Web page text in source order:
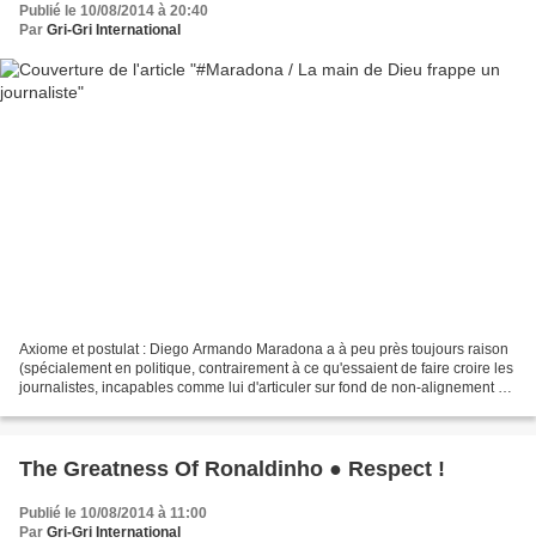
Publié le 10/08/2014 à 20:40
Par Gri-Gri International
Axiome et postulat : Diego Armando Maradona a à peu près toujours raison
(spécialement en politique, contrairement à ce qu'essaient de faire croire les
journalistes, incapables comme lui d'articuler sur fond de non-alignement et
The Greatness Of Ronaldinho ● Respect !
Publié le 10/08/2014 à 11:00
Par Gri-Gri International